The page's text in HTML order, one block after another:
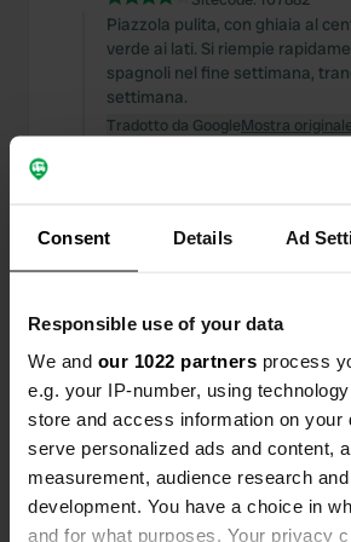
Consent Details Ad
Responsible use of your data
We and our 1022 partners process
e.g. your IP-number, using
store and access information on your
serve personalized ads and content,
measurement, audience research
development. You have a choice in
and for what purposes. Your privacy
Piazzola pulita, con ghiaia al
verde ai lati. Si riempie
spagnoli nel fine settimana,
settimana.
Tradotto da GoogleMostra
Di per sé è una bella posizione,
vicino al villaggio e alle piste, ma
campeggiatori non ci sono 16
Tradotto da GoogleMostra
Ho recensito una posizione
105673
Siamo passati il 17 marzo e il
proprietario è venuto a dirci